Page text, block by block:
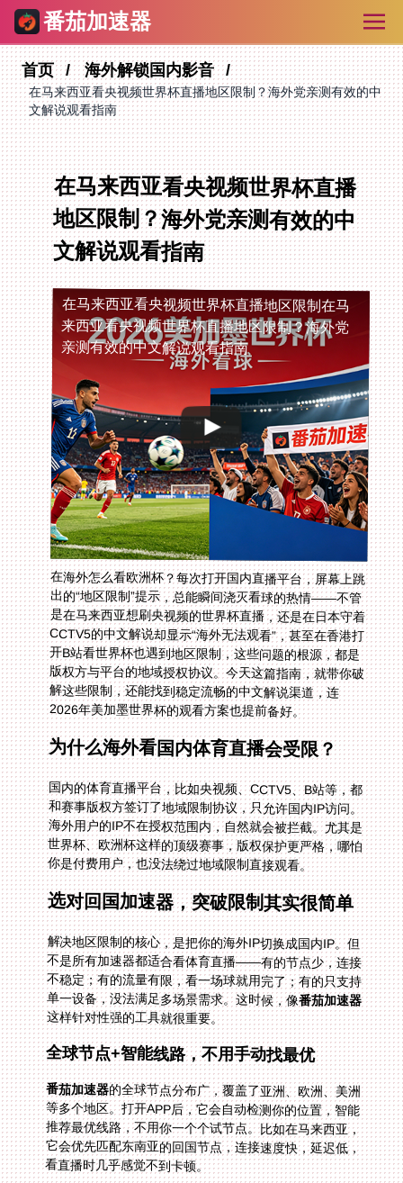
番茄加速器
首页 海外解锁国内影音
在马来西亚看央视频世界杯直播地区限制？海外党亲测有效的中
文解说观看指南
在马来西亚看央视频世界杯直播
地区限制？海外党亲测有效的中
文解说观看指南
在马来西亚看央视频世界杯直播地区限制在马
来西亚看央视频世界杯直播地区限制？海外党
亲测有效的中文解说观看指南
在海外怎么看欧洲杯？每次打开国内直播平台，屏幕上跳
出的“地区限制”提示，总能瞬间浇灭看球的热情——不管
是在马来西亚想刷央视频的世界杯直播，还是在日本守着
CCTV5的中文解说却显示“海外无法观看”，甚至在香港打
开B站看世界杯也遇到地区限制，这些问题的根源，都是
版权方与平台的地域授权协议。今天这篇指南，就带你破
解这些限制，还能找到稳定流畅的中文解说渠道，连
2026年美加墨世界杯的观看方案也提前备好。
为什么海外看国内体育直播会受限？
国内的体育直播平台，比如央视频、CCTV5、B站等，都
和赛事版权方签订了地域限制协议，只允许国内IP访问。
海外用户的IP不在授权范围内，自然就会被拦截。尤其是
世界杯、欧洲杯这样的顶级赛事，版权保护更严格，哪怕
你是付费用户，也没法绕过地域限制直接观看。
选对回国加速器，突破限制其实很简单
解决地区限制的核心，是把你的海外IP切换成国内IP。但
不是所有加速器都适合看体育直播——有的节点少，连接
不稳定；有的流量有限，看一场球就用完了；有的只支持
单一设备，没法满足多场景需求。这时候，像番茄加速器
这样针对性强的工具就很重要。
全球节点+智能线路，不用手动找最优
番茄加速器的全球节点分布广，覆盖了亚洲、欧洲、美洲
等多个地区。打开APP后，它会自动检测你的位置，智能
推荐最优线路，不用你一个个试节点。比如在马来西亚，
它会优先匹配东南亚的回国节点，连接速度快，延迟低，
看直播时几乎感觉不到卡顿。